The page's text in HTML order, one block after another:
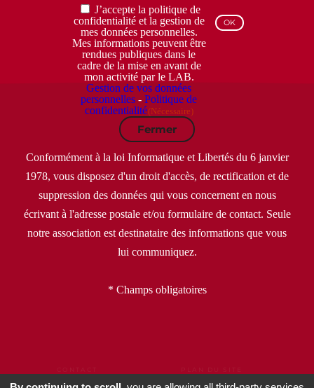
RGPD
(Nécessaire)
J’accepte la politique de
confidentialité et la gestion de
mes données personnelles.
Mes informations peuvent être
rendues publiques dans le
cadre de la mise en avant de
mon activité par le LAB.
Gestion de vos données
personnelles -Politique de
confidentialité(Nécessaire)
Fermer
Conformément à la loi Informatique et Libertés du 6 janvier
1978, vous disposez d'un droit d'accès, de rectification et de
suppression des données qui vous concernent en nous
écrivant à l'adresse postale et/ou formulaire de contact. Seule
notre association est destinataire des informations que vous
lui communiquez.
* Champs obligatoires